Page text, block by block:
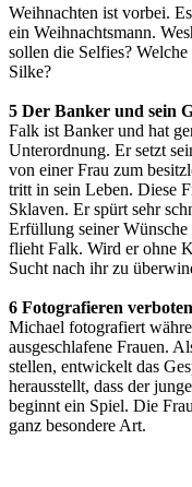
Weihnachten ist vorbei.
ein Weihnachtsmann.
sollen die Selfies?
Silke?
5 Der Banker und sein
Falk ist Banker und hat
Unterordnung. Er setzt
von einer Frau zum
tritt in sein Leben. Diese
Sklaven. Er spürt sehr
Erfüllung seiner Wünsche
flieht Falk. Wird er ohne
Sucht nach ihr zu
6 Fotografieren
Michael fotografiert
ausgeschlafene Frauen.
stellen, entwickelt das
herausstellt, dass der
beginnt ein Spiel. Die
ganz besondere Art.